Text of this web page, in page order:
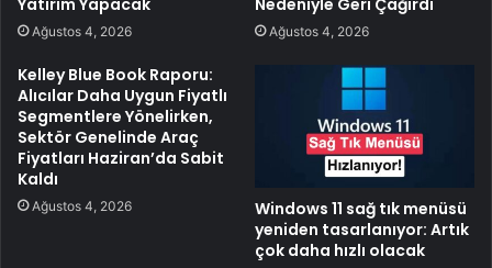
Ağustos 4, 2026 Ağustos 4, 2026
Kelley Blue Book Raporu:
Alıcılar Daha Uygun Fiyatlı
Segmentlere Yönelirken,
Sektör Genelinde Araç
Fiyatları Haziran’da Sabit
Kaldı
Ağustos 4, 2026
Windows 11 sağ tık menüsü
yeniden tasarlanıyor: Artık
çok daha hızlı olacak